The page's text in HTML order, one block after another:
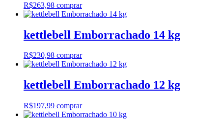
R$263,98 comprar
kettlebell Emborrachado 14 kg
R$230,98 comprar
kettlebell Emborrachado 12 kg
R$197,99 comprar